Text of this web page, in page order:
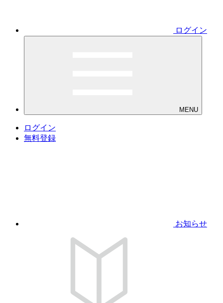
ログイン
MENU
ログイン
無料登録
お知らせ